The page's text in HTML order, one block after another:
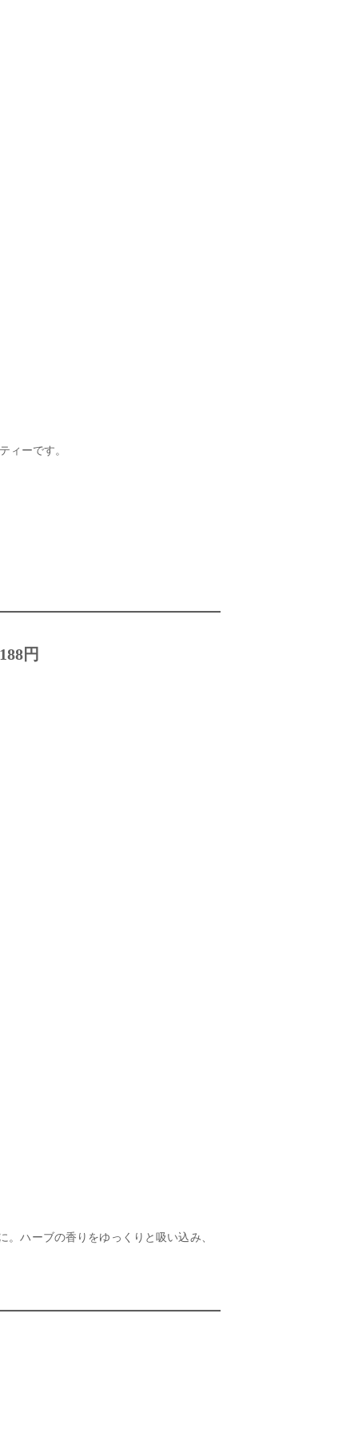
ィーです。
円
ハーブの香りをゆっくりと吸い込み、